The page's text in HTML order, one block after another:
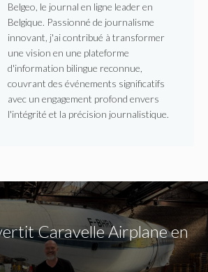
Belgeo, le journal en ligne leader en
Belgique. Passionné de journalisme
innovant, j'ai contribué à transformer
une vision en une plateforme
d'information bilingue reconnue,
couvrant des événements significatifs
avec un engagement profond envers
l'intégrité et la précision journalistique.
Caravelle Airplane en